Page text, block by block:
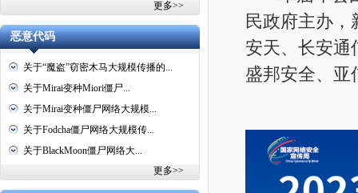
更多>>
恶意代码
关于“魔盗”窃密木马大规模传播的...
关于Mirai变种Miori僵尸...
关于Mirai变种僵尸网络大规模...
关于Fodcha僵尸网络大规模传...
关于BlackMoon僵尸网络大...
更多>>
民政府主办，
安天、长安通
盛邦安全、亚